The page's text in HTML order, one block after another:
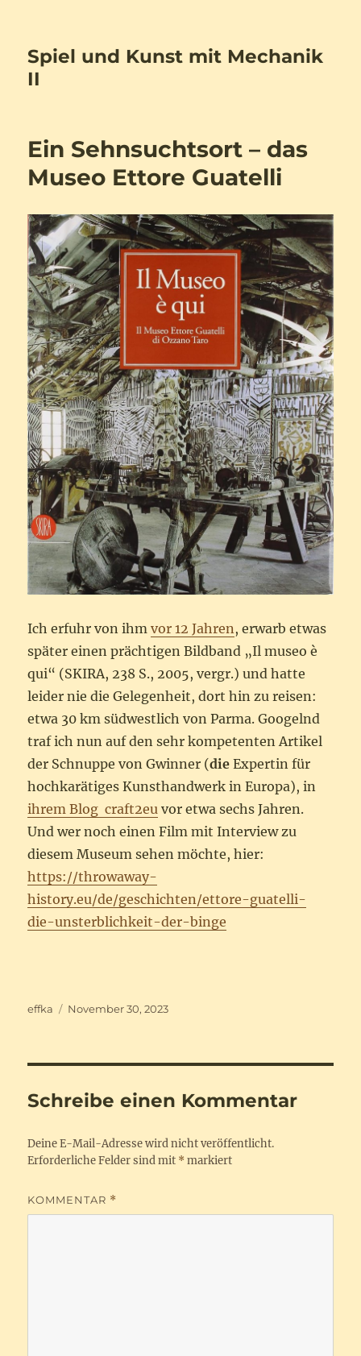
Spiel und Kunst mit Mechanik
II
Ein Sehnsuchtsort – das
Museo Ettore Guatelli
Ich erfuhr von ihmvor 12 Jahren , erwarb etwas
später einen prächtigen Bildband „Il museo è
qui“ (SKIRA, 238 S., 2005, vergr.) und hatte
leider nie die Gelegenheit, dort hin zu reisen:
etwa 30 km südwestlich von Parma. Googelnd
traf ich nun auf den sehr kompetenten Artikel
der Schnuppe von Gwinner (dieExpertin für
hochkarätiges Kunsthandwerk in Europa), in
ihrem Blog craft2eu vor etwa sechs Jahren.
Und wer noch einen Film mit Interview zu
diesem Museum sehen möchte, hier:
https://throwaway-
history.eu/de/geschichten/ettore-guatelli-
die-unsterblichkeit-der-binge
Autor
effka
Veröffentlicht
November 30, 2023
Schreibe einen Kommentar
Deine E-Mail-Adresse wird nicht veröffentlicht.
Erforderliche Felder sind mit * markiert
KOMMENTAR *